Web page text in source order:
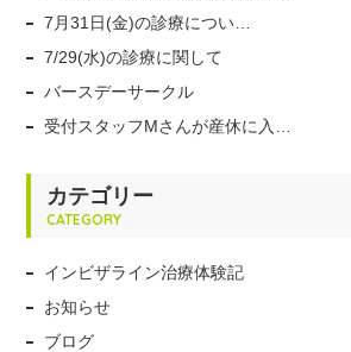
7月31日(金)の診療につい…
7/29(水)の診療に関して
バースデーサークル
受付スタッフMさんが産休に入…
カテゴリー
CATEGORY
インビザライン治療体験記
お知らせ
ブログ